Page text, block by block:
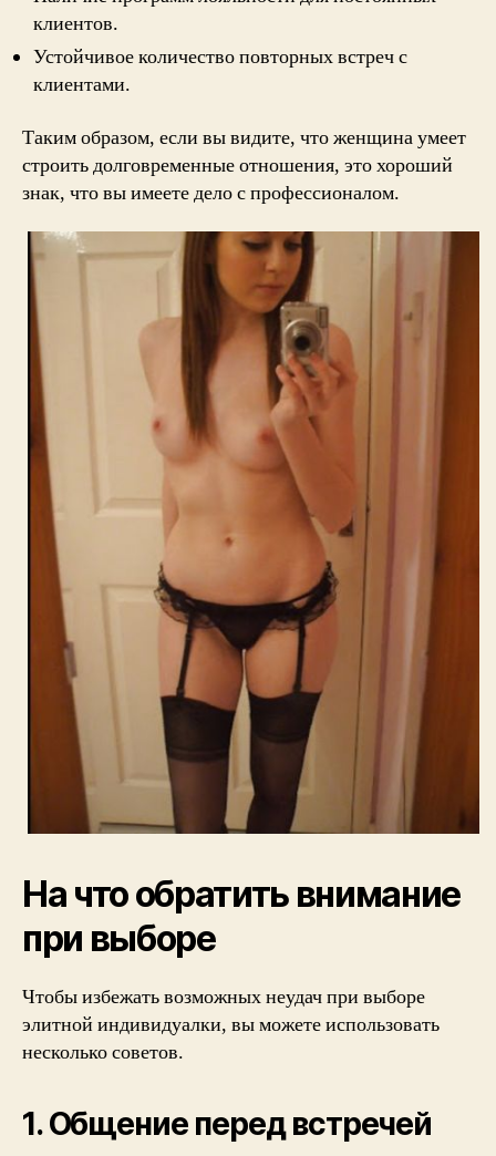
клиентов.
Устойчивое количество повторных встреч с
клиентами.
Таким образом, если вы видите, что женщина умеет
строить долговременные отношения, это хороший
знак, что вы имеете дело с профессионалом.
На что обратить внимание
при выборе
Чтобы избежать возможных неудач при выборе
элитной индивидуалки, вы можете использовать
несколько советов.
1. Общение перед встречей